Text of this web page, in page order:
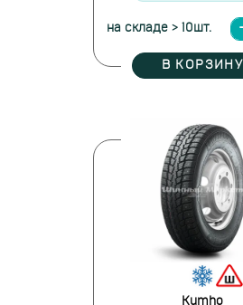
на складе > 10шт.
В КОРЗИНУ
Kumho